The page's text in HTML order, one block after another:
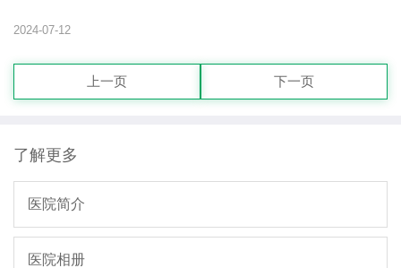
2024-07-12
上一页 下一页
了解更多
医院简介
医院相册